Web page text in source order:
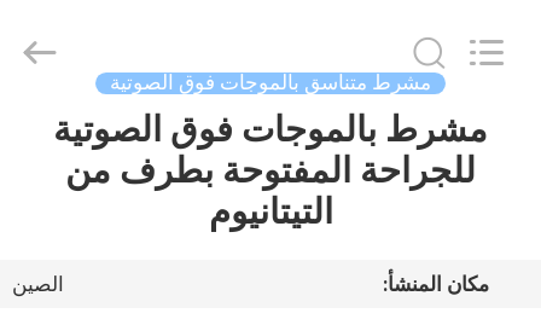
منزل
حول
مشرط متناسق بالموجات فوق الصوتية
مشرط بالموجات فوق الصوتية
للجراحة المفتوحة بطرف من
التيتانيوم
مكان المنشأ:
الصين